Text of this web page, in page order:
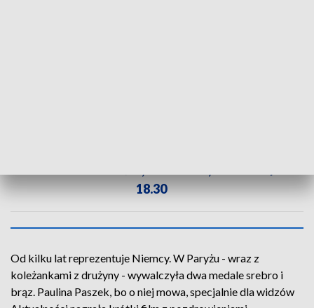
18.30
Od kilku lat reprezentuje Niemcy. W Paryżu - wraz z
koleżankami z drużyny - wywalczyła dwa medale srebro i
brąz. Paulina Paszek, bo o niej mowa, specjalnie dla widzów